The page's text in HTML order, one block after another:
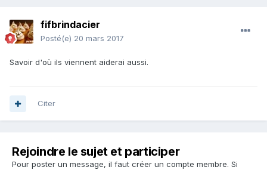
fifbrindacier
Posté(e) 20 mars 2017
Savoir d'où ils viennent aiderai aussi.
Citer
Rejoindre le sujet et participer
Pour poster un message, il faut créer un compte membre. Si